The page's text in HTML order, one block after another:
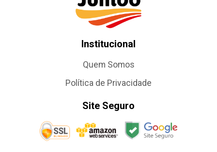
Institucional
Quem Somos
Política de Privacidade
Site Seguro